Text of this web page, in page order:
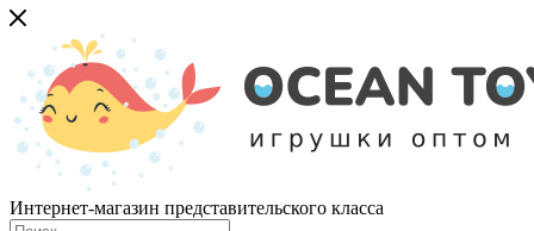
Интернет-магазин представительского класса